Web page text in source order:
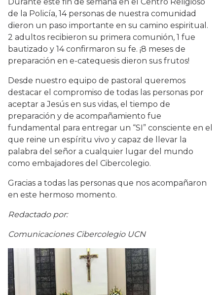
de la Policía, 14 personas de nuestra comunidad
dieron un paso importante en su camino espiritual.
2 adultos recibieron su primera comunión, 1 fue
bautizado y 14 confirmaron su fe. ¡8 meses de
preparación en e-catequesis dieron sus frutos!
Desde nuestro equipo de pastoral queremos
destacar el compromiso de todas las personas por
aceptar a Jesús en sus vidas, el tiempo de
preparación y de acompañamiento fue
fundamental para entregar un “SI” consciente en el
que reine un espíritu vivo y capaz de llevar la
palabra del señor a cualquier lugar del mundo
como embajadores del Cibercolegio.
Gracias a todas las personas que nos acompañaron
en este hermoso momento.
Redactado por:
Comunicaciones Cibercolegio UCN